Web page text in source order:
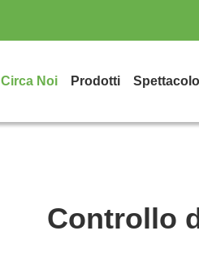
Circa Noi Prodotti
Controllo